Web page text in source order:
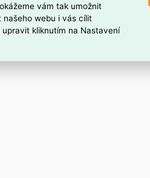
vám tak umožnit
našeho webu i vás cílit
kliknutím na Nastavení